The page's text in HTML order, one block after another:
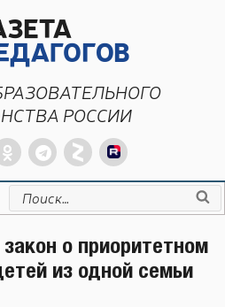
РОССИИ
Искать:
о приоритетном
из одной семьи